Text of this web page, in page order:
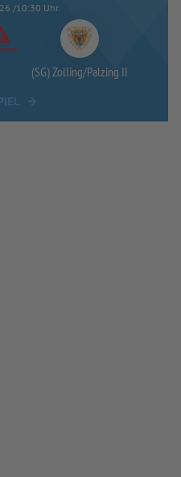
/10:30 Uhr
(SG) Zolling/Palzing II